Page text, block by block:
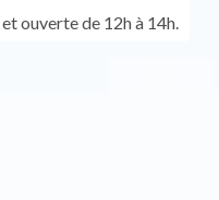
ouverte de 12h à 14h.